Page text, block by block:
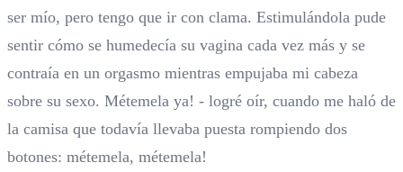
ser mío, pero tengo que ir con clama. Estimulándola pude
sentir cómo se humedecía su vagina cada vez más y se
contraía en un orgasmo mientras empujaba mi cabeza
sobre su sexo. Métemela ya! - logré oír, cuando me haló de
la camisa que todavía llevaba puesta rompiendo dos
botones: métemela, métemela!